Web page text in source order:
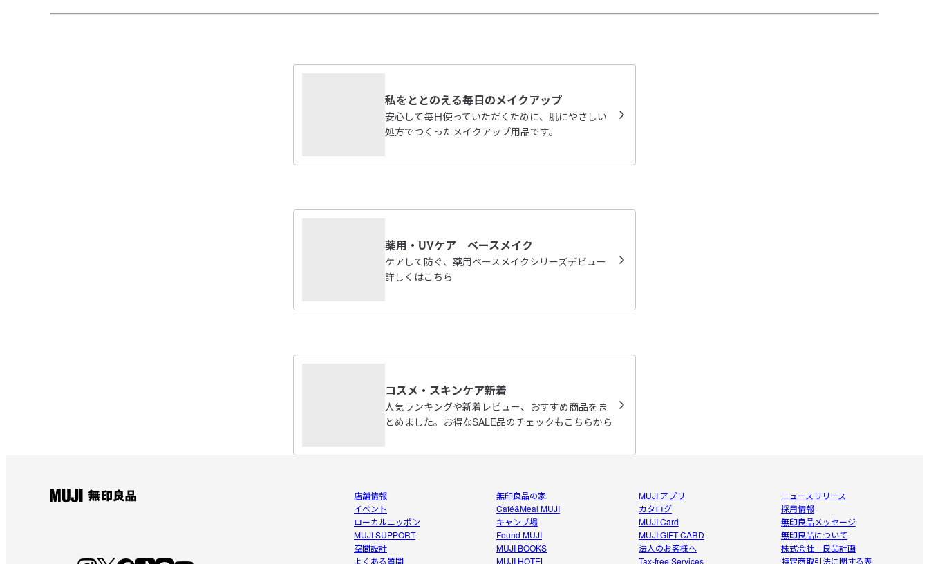
た。
個人的にラメを乗せるのは夏のみなので、夏以外の季節なら
私をととのえる毎日のメイクアップ
安心して毎日使っていただくために、肌にやさしい
処方でつくったメイクアップ用品です。
薬用・UVケア ベースメイク
ケアして防ぐ、薬用ベースメイクシリーズデビュー
詳しくはこちら
コスメ・スキンケア新着
人気ランキングや新着レビュー、おすすめ商品をま
とめました。お得なSALE品のチェックもこちらから
店舗情報
イベント
ローカルニッポン
MUJI SUPPORT
空間設計
よくある質問
無印良品の家
Café&Meal MUJI
キャンプ場
Found MUJI
MUJI BOOKS
MUJI HOTEL
MUJI アプリ
カタログ
MUJI Card
MUJI GIFT CARD
法人のお客様へ
Tax-free Services
ニュースリリース
採用情報
無印良品メッセージ
無印良品について
株式会社 良品計画
特定商取引法に関する表